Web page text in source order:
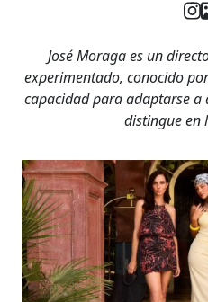
José Moraga es un
experimentado, conocido
capacidad para adaptarse a
distingue en